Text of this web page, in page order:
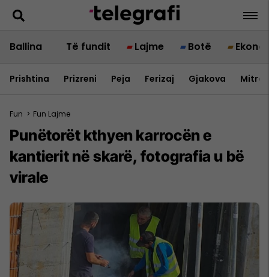
Ballina Të fundit Lajme Botë
Prishtina Prizreni Peja Ferizaj Gjakova
Fun > Fun Lajme
Punëtorët kthyen karrocën e
kantierit në skarë, fotografia u bë
virale